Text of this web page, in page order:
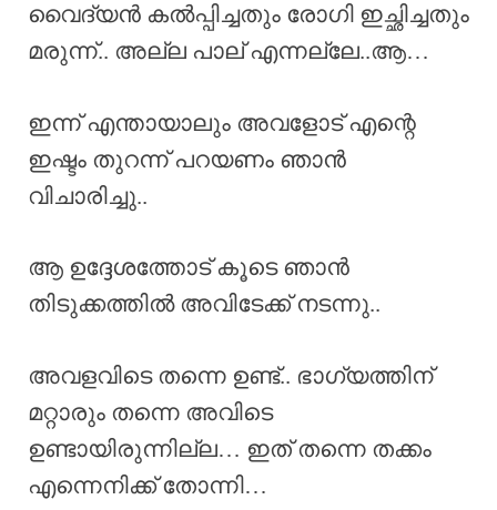
വൈദ്യൻ കൽപ്പിച്ചതും രോഗി ഇച്ഛിച്ചതും
മരുന്ന്.. അല്ല പാല് എന്നല്ലേ..ആ…
ഇന്ന് എന്തായാലും അവളോട് എന്റെ
ഇഷ്ടം തുറന്ന് പറയണം ഞാൻ
വിചാരിച്ചു..
ആ ഉദ്ദേശത്തോട് കൂടെ ഞാൻ
തിടുക്കത്തിൽ അവിടേക്ക് നടന്നു..
അവളവിടെ തന്നെ ഉണ്ട്.. ഭാഗ്യത്തിന്
മറ്റാരും തന്നെ അവിടെ
ഉണ്ടായിരുന്നില്ല… ഇത് തന്നെ തക്കം
എന്നെനിക്ക് തോന്നി…